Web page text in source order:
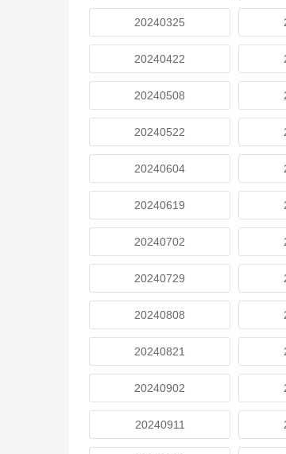
20240325
20240422
20240508
20240522
20240604
20240619
20240702
20240729
20240808
20240821
20240902
20240911